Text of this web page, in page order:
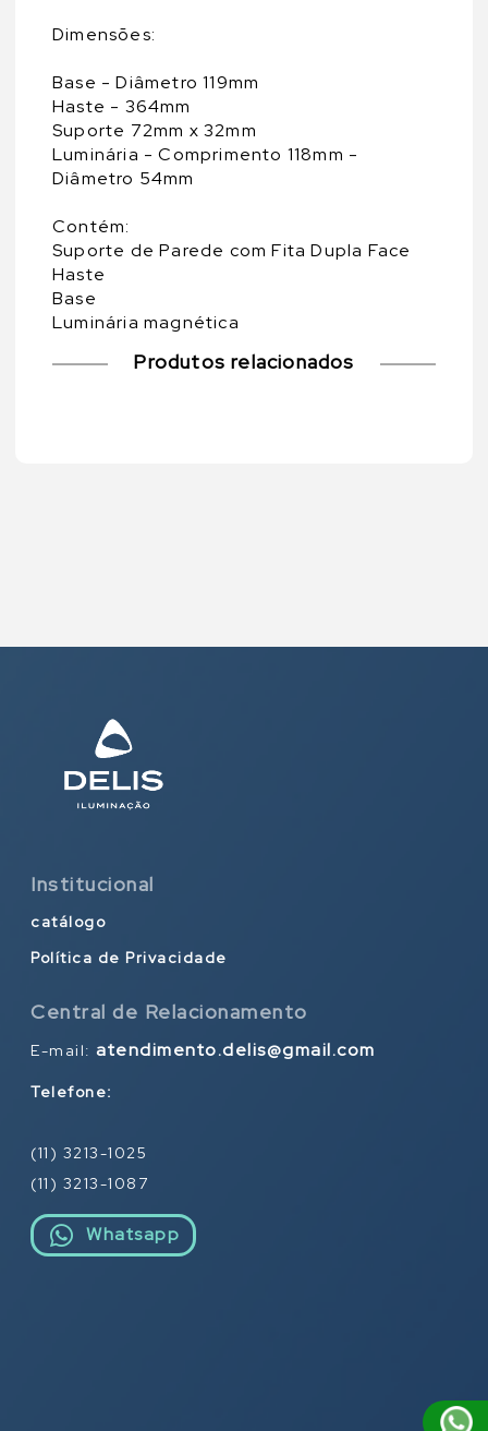
Dimensões:
Base - Diâmetro 119mm
Haste - 364mm
Suporte 72mm x 32mm
Luminária - Comprimento 118mm -
Diâmetro 54mm
Contém:
Suporte de Parede com Fita Dupla Face
Haste
Base
Luminária magnética
Produtos relacionados
Institucional
catálogo
Política de Privacidade
Central de Relacionamento
E-mail: atendimento.delis@gmail.com
Telefone:
(11) 3213-1025
(11) 3213-1087
Whatsapp